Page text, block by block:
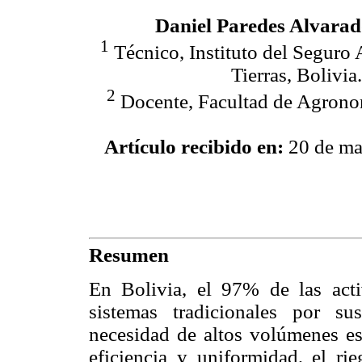
Daniel Paredes
1 Técnico, Instituto del
Tierras,
2 Docente, Facultad de
Artículo recibido en: 20 de
Resumen
En Bolivia, el 97% de las
sistemas tradicionales por
necesidad de altos volúmenes
eficiencia y uniformidad, el